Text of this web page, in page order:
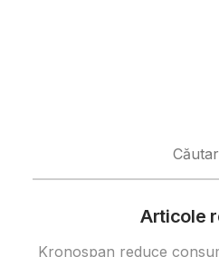
Articole
Kronospan reduce